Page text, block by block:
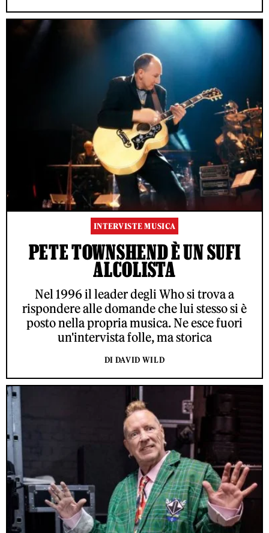
INTERVISTE MUSICA
PETE TOWNSHEND È UN SUFI
ALCOLISTA
Nel 1996 il leader degli Who si trova a
rispondere alle domande che lui stesso si è
posto nella propria musica. Ne esce fuori
un'intervista folle, ma storica
DI DAVID WILD